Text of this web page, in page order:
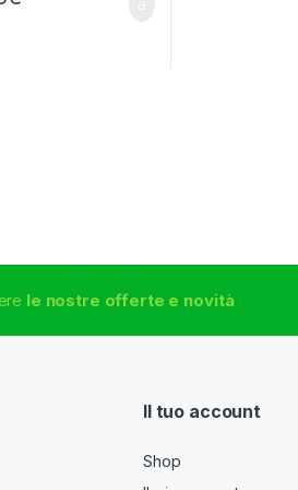
le nostre offerte e novità
Il tuo account
Shop